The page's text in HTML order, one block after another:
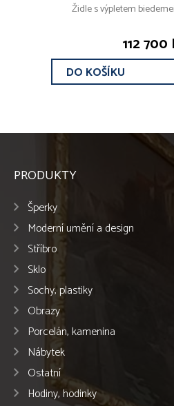
Židle s výpletem
112 700
DO KOŠÍKU
PRODUKTY
Šperky
Moderní umění a design
Stříbro
Sklo
Sochy, plastiky
Obrazy
Porcelán, kamenina
Nábytek
Ostatní
Hodiny, hodinky